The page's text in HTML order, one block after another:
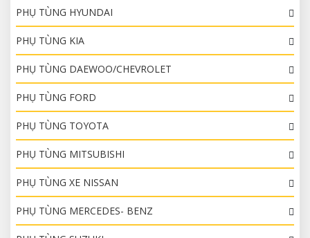
PHỤ TÙNG HYUNDAI
PHỤ TÙNG KIA
PHỤ TÙNG DAEWOO/CHEVROLET
PHỤ TÙNG FORD
PHỤ TÙNG TOYOTA
PHỤ TÙNG MITSUBISHI
PHỤ TÙNG XE NISSAN
PHỤ TÙNG MERCEDES- BENZ